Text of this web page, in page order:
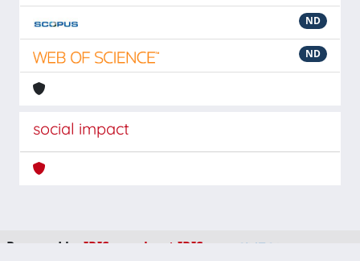
ND
ND
social impact
Powered by IRIS about IRIS